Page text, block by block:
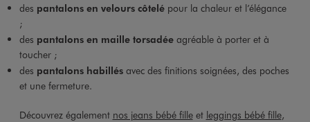
des pantalons en velours côtelépour la chaleur et l’élégance
;
des pantalons en maille torsadéeagréable à porter et à
toucher ;
des pantalons habillésavec des finitions soignées, des poches
et une fermeture.
Découvrez également nos jeans bébé filleet leggings bébé fille,